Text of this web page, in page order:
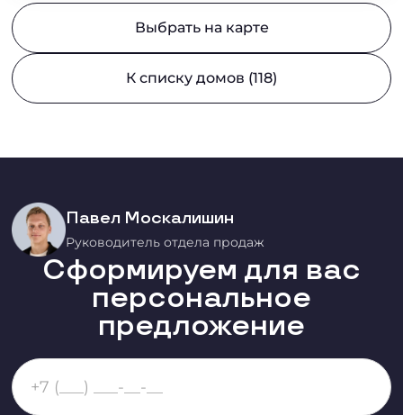
Выбрать на карте
К списку домов (118)
Павел Москалишин
Руководитель отдела продаж
Сформируем для вас
персональное
предложение